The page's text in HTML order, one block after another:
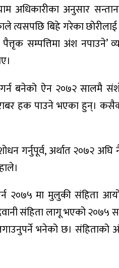
अधिकारीका अनुसार
त्यसपछि बिहे गरेका
सम्पत्तिमा अंश नपाउने’
बनेको ऐन २०७२ सालमै
हक पाउने भएका हुन्।
गर्नुपूर्व, अर्थात २०७२
२०७५ मा मुलुकी संहिता
संहिता लागू भएको २०७५
भनेको छ। संहिताको